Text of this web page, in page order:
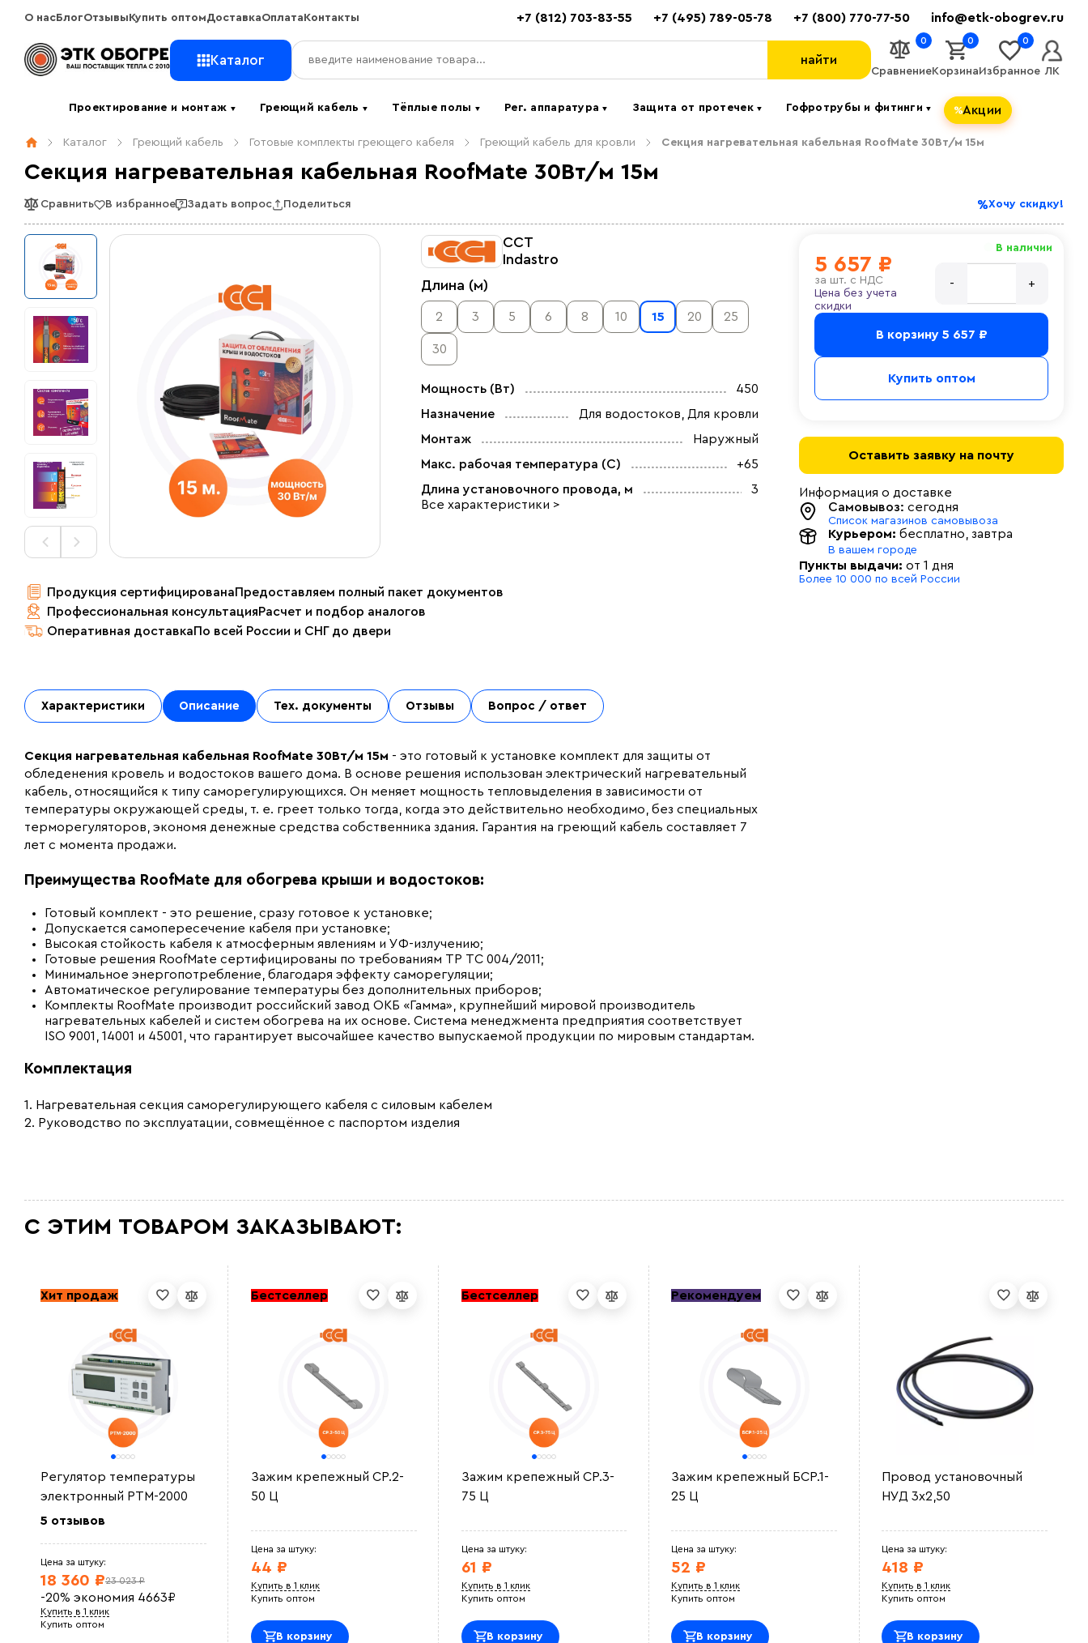
О нас БлогОтзывы Купить оптомДоставкаОплата Контакты +7 (812) 703-83-55 +7 (495) 789-05-78 +7 (800) 770-77-50 info@etk-obogrev.ru
Каталог найти
Сравнение
0
Корзина
0
Избранное
0
ЛК
Проектирование и монтаж ▼ Греющий кабель▼ Тёплые полы ▼ Рег. аппаратура▼ Защита от протечек▼ Гофротрубы и фитинги▼ Акции
Каталог Греющий кабель Готовые комплекты греющего кабеля Греющий кабель для кровли Секция нагревательная кабельная RoofMate 30Вт/м 15м
Секция нагревательная кабельная RoofMate 30Вт/м 15м
Сравнить В избранное Задать вопрос Поделиться Хочу скидку!
ССТ
Indastro
Длина (м)
2 3 5 6 8 10 15 20 25
30
Мощность (Вт)
450
Назначение
Для водостоков, Для кровли
Монтаж
Наружный
Макс. рабочая температура (C)
+65
Длина установочного провода, м
3
Все характеристики >
В наличии
5 657 ₽
за шт. с НДС
Цена без учета
скидки
В корзину 5 657 ₽
Купить оптом
Оставить заявку на почту
Информация о доставке
Самовывоз: сегодня
Список магазинов самовывоза
Курьером: бесплатно , завтра
В вашем городе
Пункты выдачи: от 1 дня
Более 10 000 по всей России
Продукция сертифицированаПредоставляем полный пакет документов
Профессиональная консультацияРасчет и подбор аналогов
Оперативная доставкаПо всей России и СНГ до двери
Характеристики Описание Тех. документы Отзывы Вопрос / ответ
Секция нагревательная кабельная RoofMate 30Вт/м 15м - это готовый к установке комплект для защиты от
обледенения кровель и водостоков вашего дома. В основе решения использован электрический нагревательный
кабель, относящийся к типу саморегулирующихся. Он меняет мощность тепловыделения в зависимости от
температуры окружающей среды, т. е. греет только тогда, когда это действительно необходимо, без специальных
терморегуляторов, экономя денежные средства собственника здания. Гарантия на греющий кабель составляет 7
лет с момента продажи.
Преимущества RoofMate для обогрева крыши и водостоков:
Готовый комплект - это решение, сразу готовое к установке;
Допускается самопересечение кабеля при установке;
Высокая стойкость кабеля к атмосферным явлениям и УФ-излучению;
Готовые решения RoofMate сертифицированы по требованиям ТР ТС 004/2011;
Минимальное энергопотребление, благодаря эффекту саморегуляции;
Автоматическое регулирование температуры без дополнительных приборов;
Комплекты RoofMate производит российский завод ОКБ «Гамма», крупнейший мировой производитель
нагревательных кабелей и систем обогрева на их основе. Система менеджмента предприятия соответствует
ISO 9001, 14001 и 45001, что гарантирует высочайшее качество выпускаемой продукции по мировым стандартам.
Комплектация
1. Нагревательная секция саморегулирующего кабеля с силовым кабелем
2. Руководство по эксплуатации, совмещённое с паспортом изделия
С ЭТИМ ТОВАРОМ ЗАКАЗЫВАЮТ:
Хит продаж
Регулятор температуры
электронный РТМ-2000
5 отзывов
Цена за штуку:
23 023 ₽
18 360 ₽
-20% экономия 4663₽
Купить в 1 клик
Купить оптом
Бестселлер
Зажим крепежный СР.2-
50 Ц
Цена за штуку:
44 ₽
Купить в 1 клик
Купить оптом
В корзину
Бестселлер
Зажим крепежный СР.3-
75 Ц
Цена за штуку:
61 ₽
Купить в 1 клик
Купить оптом
В корзину
Рекомендуем
Зажим крепежный БСР.1-
25 Ц
Цена за штуку:
52 ₽
Купить в 1 клик
Купить оптом
В корзину
Провод установочный
НУД 3х2,50
Цена за штуку:
418 ₽
Купить в 1 клик
Купить оптом
В корзину